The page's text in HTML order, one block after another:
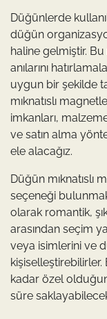
Düğünlerde
düğün
haline gelmiştir.
anılarını
uygun bir şekilde
mıknatıslı
imkanları,
ve satın alma
ele alacağız.
Düğün mıknatıslı
seçeneği
olarak romantik,
arasından seçim
veya isimlerini ve
kadar özel
süre